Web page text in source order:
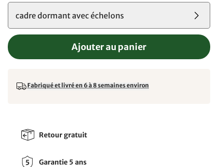
cadre dormant avec échelons
Ajouter au panier
Fabriqué et livré en 6 à 8 semaines environ
Retour gratuit
Garantie 5 ans